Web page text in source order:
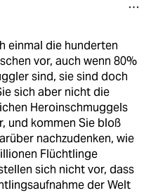
einmal die hunderten
vor, auch wenn 80%
sind, sie sind doch
sich aber nicht die
Heroinschmuggels
und kommen Sie bloß
nachzudenken, wie
Flüchtlinge
sich nicht vor, dass
der Welt